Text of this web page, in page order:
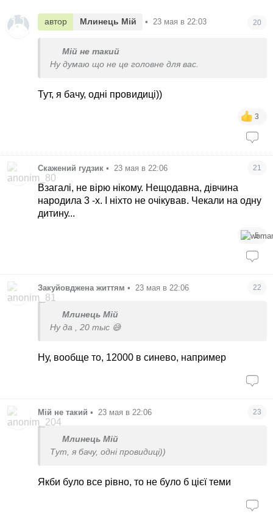
автор Млинець Мій • 23 мая в 22:03 20
Мій не такий
Ну думаю що не це головне для вас.
Тут, я бачу, одні провидиці))
3
Скажений гудзик • 23 мая в 22:06 21
Взагалі, не вірю нікому. Нещодавна, дівчина
народила 3 -х. І ніхто не очікував. Чекали на одну
дитину...
5
Закуйовджена життям • 23 мая в 22:06 22
Млинець Мій
Ну да , 20 тыс 😅
Ну, вообще то, 12000 в синево, например
Мій не такий • 23 мая в 22:06 23
Млинець Мій
Тут, я бачу, одні провидиці))
Якби було все рівно, то не було б цієї теми